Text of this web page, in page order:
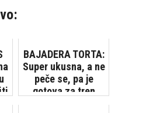
BAJADERA TORTA:
Super ukusna, a ne
peče se, pa je
gotova za tren